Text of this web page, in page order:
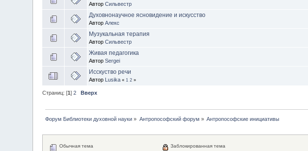
АвторСильвестр
Духовнонаучное ясновидение и искусство
АвторАлекс
Музукальная терапия
АвторСильвестр
Живая педагогика
АвторSergei
Исскуство речи
Автор Lusika « 1 2 »
Страниц: [1]2 Вверх
Форум Библиотеки духовной науки » Антропософский форум » Антропософские инициативы
Обычная тема
Заблокированная тема